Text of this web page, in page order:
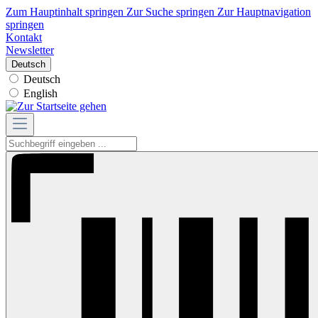
Zum Hauptinhalt springen Zur Suche springen Zur Hauptnavigation
springen
Kontakt
Newsletter
Deutsch
Deutsch
English